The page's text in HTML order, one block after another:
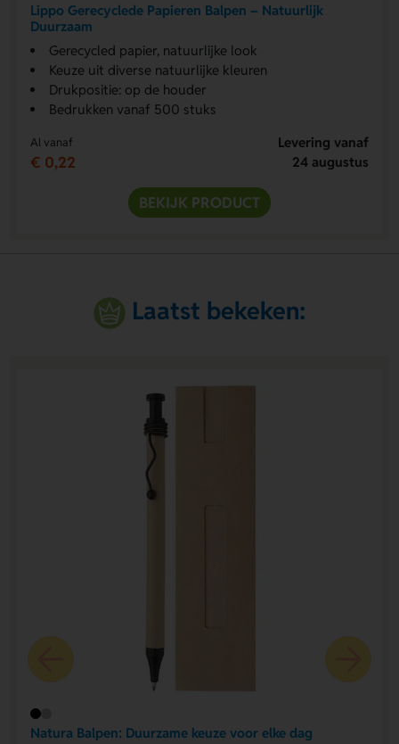
Lippo Gerecyclede Papieren Balpen – Natuurlijk
Duurzaam
Gerecycled papier, natuurlijke look
Keuze uit diverse natuurlijke kleuren
Drukpositie: op de houder
Bedrukken vanaf 500 stuks
Al vanaf
€ 0,22
Levering vanaf
24 augustus
BEKIJK PRODUCT
Laatst bekeken:
Natura Balpen: Duurzame keuze voor elke dag